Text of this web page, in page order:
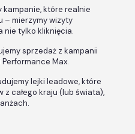
kampanie, które realnie
– mierzymy wizyty
tylko kliknięcia.
sprzedaż z kampanii
Max.
lejki leadowe, które
z całego kraju (lub świata),